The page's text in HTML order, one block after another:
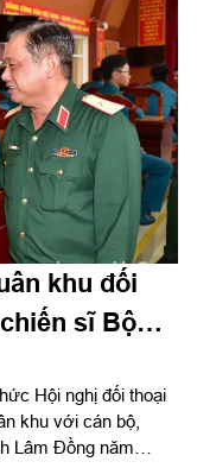
khu đối
sĩ Bộ
Hội nghị đối thoại
khu với cán bộ,
Lâm Đồng năm